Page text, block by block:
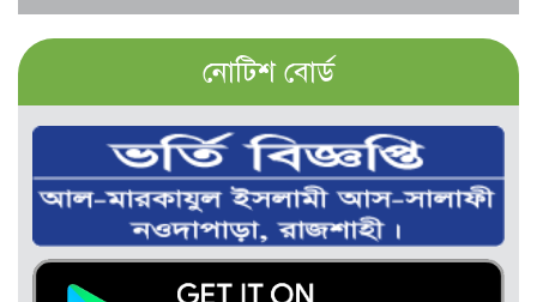
নোটিশ বোর্ড